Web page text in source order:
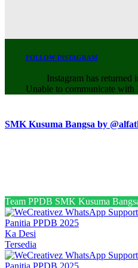
FOLLOW INSTAGRAM
Instagram has returned
Unable to communicate with
SMK Kusuma Bangsa by
Team PPDB SMK Kusuma
Panitia PPDB 2025
Ka Desi
Tersedia